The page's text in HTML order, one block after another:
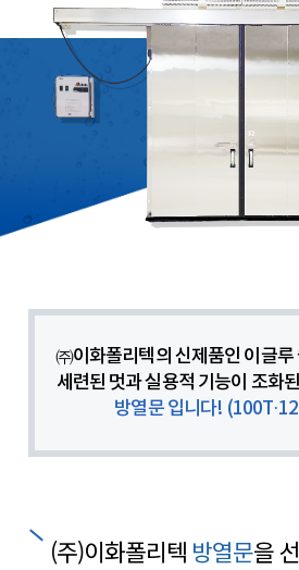
㈜이화폴리텍의 신제품인 이글
세련된 멋과 실용적 기능이 조화된
방열문 입니다!
(주)이화폴리텍 방열문을